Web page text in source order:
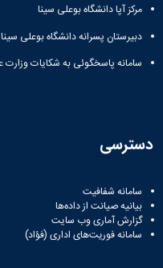
مرکز آپا دانشگاه بوعلی سینا
دبیرستان پسرانه دانشگاه بوعلی سینا
سامانه پاسخگوئی به شکایات وزارت
دسترسی
سامانه شفافیت
بیانیه صیانت از داده‌ها
گزارش آماری وب‌ سایت
سامانه فوریت‌های اداری (فؤاد)